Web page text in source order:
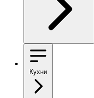
Кухни